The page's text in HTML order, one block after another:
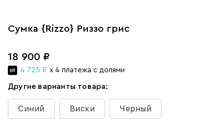
Сумка {Rizzo} Риззо грис
18 900 ₽
4 725 ₽ x 4 платежа с долями
Другие варианты товара:
Синий Виски Черный